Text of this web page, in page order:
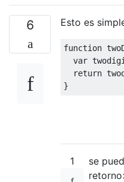
6 Esto es
function
var
return
}
1
se